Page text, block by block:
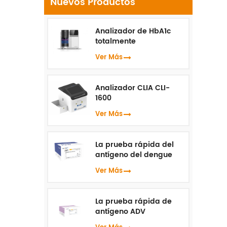
Analizador de HbA1c
totalmente
automatizado HLC-100
Ver Más
Analizador CLIA CLI-
1600
Ver Más
La prueba rápida del
antígeno del dengue
NS1
Ver Más
La prueba rápida de
antígeno ADV